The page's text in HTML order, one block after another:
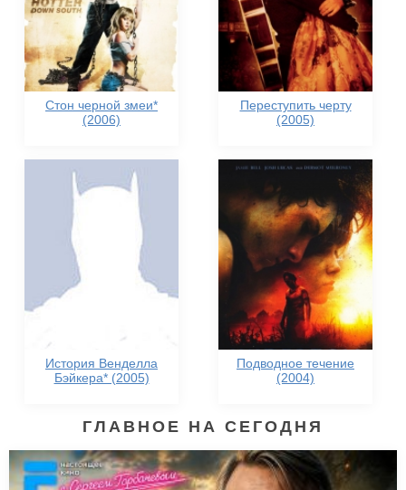
Стон черной змеи*
(2006)
Переступить черту
(2005)
История Венделла
Бэйкера* (2005)
Подводное течение
(2004)
ГЛАВНОЕ НА СЕГОДНЯ